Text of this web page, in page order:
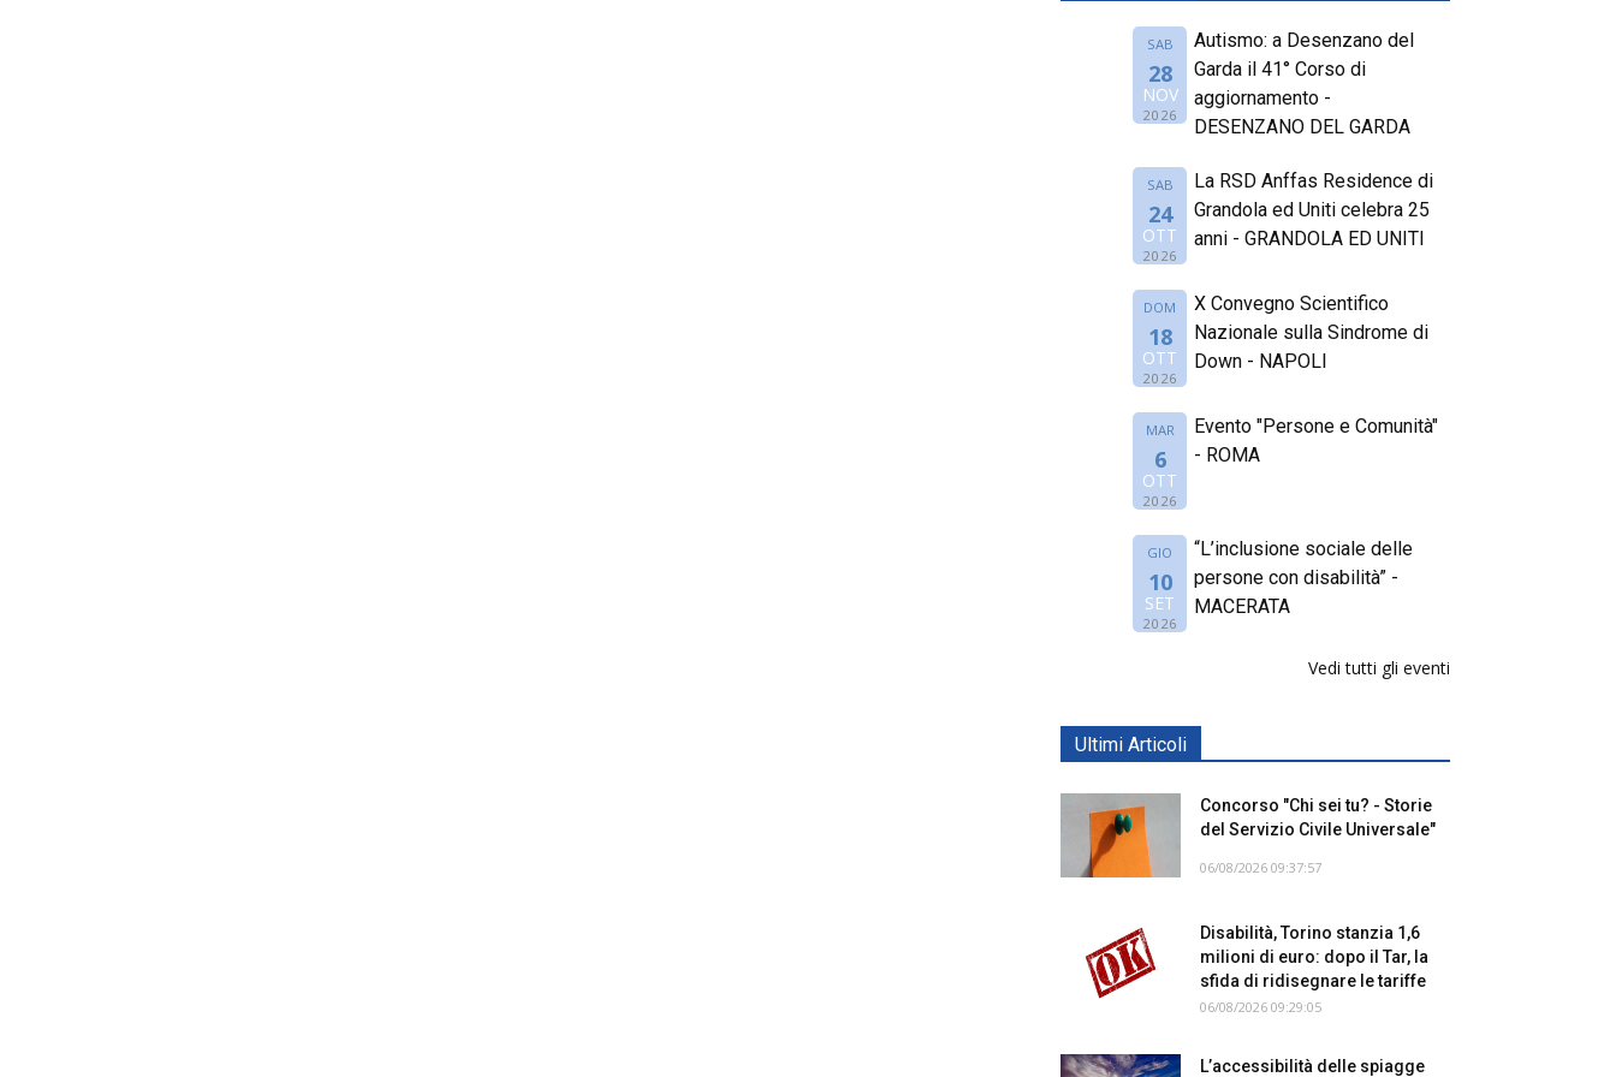
SAB
28
NOV
2026
Autismo: a Desenzano del
Garda il 41° Corso di
aggiornamento -
DESENZANO DEL GARDA
SAB
24
OTT
2026
La RSD Anffas Residence di
Grandola ed Uniti celebra 25
anni - GRANDOLA ED UNITI
DOM
18
OTT
2026
X Convegno Scientifico
Nazionale sulla Sindrome di
Down - NAPOLI
MAR
6
OTT
2026
Evento "Persone e Comunità"
- ROMA
GIO
10
SET
2026
“L’inclusione sociale delle
persone con disabilità” -
MACERATA
Vedi tutti gli eventi
Ultimi Articoli
Concorso "Chi sei tu? - Storie
del Servizio Civile Universale"
06/08/2026 09:37:57
Disabilità, Torino stanzia 1,6
milioni di euro: dopo il Tar, la
sfida di ridisegnare le tariffe
06/08/2026 09:29:05
L’accessibilità delle spiagge